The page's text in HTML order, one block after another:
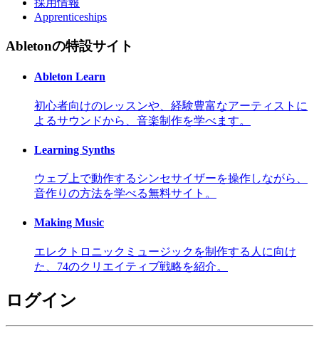
採用情報
Apprenticeships
Abletonの特設サイト
Ableton Learn
初心者向けのレッスンや、経験豊富なアーティストに
よるサウンドから、音楽制作を学べます。
Learning Synths
ウェブ上で動作するシンセサイザーを操作しながら、
音作りの方法を学べる無料サイト。
Making Music
エレクトロニックミュージックを制作する人に向け
た、74のクリエイティブ戦略を紹介。
ログイン